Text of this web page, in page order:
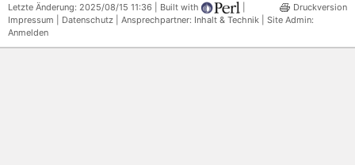
Druckversion
Letzte Änderung: 2025/08/15 11:36 | Built with
Impressum
Datenschutz | Ansprechpartner: Inhalt & Technik | Site Admin:
Anmelden